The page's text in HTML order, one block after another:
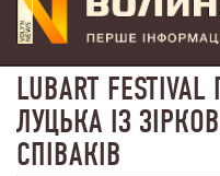
LUBART
ЛУЦЬКА ІЗ
СПІВАКІВ